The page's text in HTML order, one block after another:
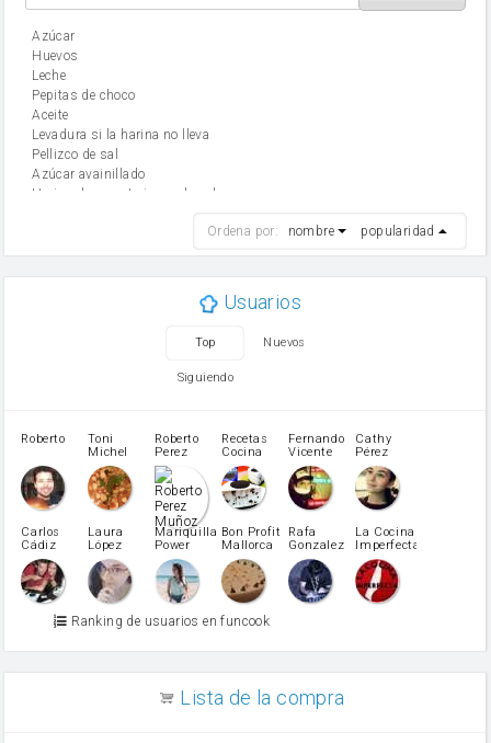
Azúcar
huevos
leche
Pepitas de choco
aceite
Levadura si la harina no lleva
Pellizco de sal
Azúcar avainillado
Harina de reposteria con levadura
mantequilla
Opcional: Azúcar avainillado
patatas
pimiento rojo
Pimentón
pimiento verde
miel
vino blanco
Azúcar glass
Azúcar moreno
Zumo de limón
arroz
Ordena por: nombre popularidad
Usuarios
Top Nuevos
Siguiendo
Roberto
Toni
Michel
Caubet
Roberto
Perez
Muñoz
Recetas
Cocina
Fernando
Vicente
Cathy
Pérez
Carlos
Cádiz
Laura
López
Martínez
Mariquilla
Power
Bon Profit
Mallorca
Rafa
Gonzalez
La Cocina
Imperfecta
Ranking de usuarios en funcook
Lista de la compra